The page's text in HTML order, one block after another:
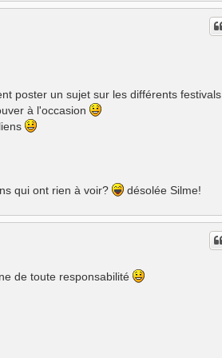
poster un sujet sur les différents festivals
à l'occasion
qui ont rien à voir? désolée Silme!
de toute responsabilité